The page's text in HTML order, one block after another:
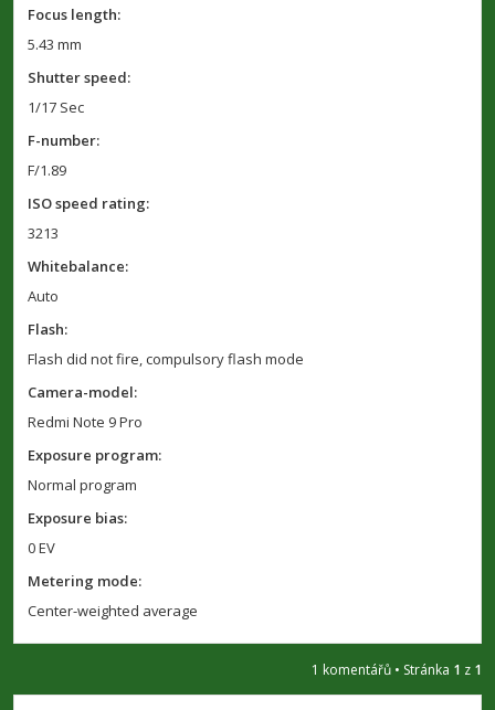
Focus length:
5.43 mm
Shutter speed:
1/17 Sec
F-number:
F/1.89
ISO speed rating:
3213
Whitebalance:
Auto
Flash:
Flash did not fire, compulsory flash mode
Camera-model:
Redmi Note 9 Pro
Exposure program:
Normal program
Exposure bias:
0 EV
Metering mode:
Center-weighted average
1 komentářů • Stránka 1 z 1